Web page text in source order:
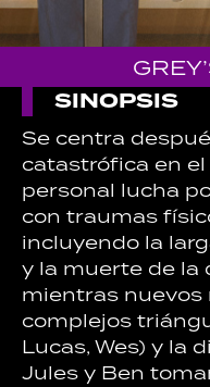
SINOPSIS
Se centra
catastrófica en
personal lucha
con traumas
incluyendo la
y la muerte de la
mientras nuevos
complejos
Lucas, Wes) y la
Jules y Ben